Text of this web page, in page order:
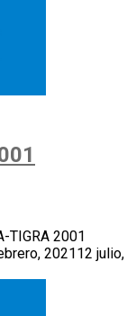
TIGRA 2001
202112 julio,